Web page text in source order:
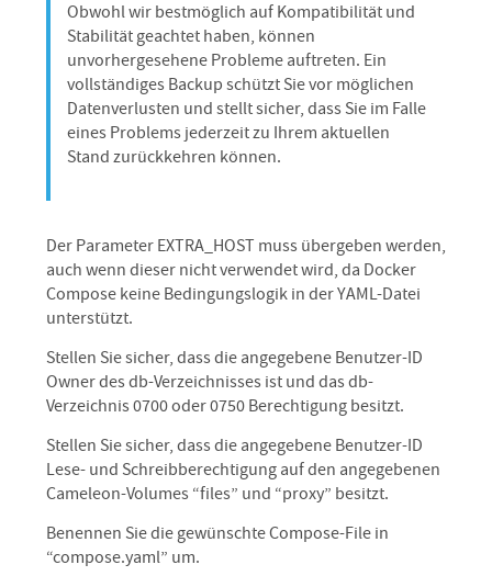
Obwohl wir bestmöglich auf Kompatibilität und
Stabilität geachtet haben, können
unvorhergesehene Probleme auftreten. Ein
vollständiges Backup schützt Sie vor möglichen
Datenverlusten und stellt sicher, dass Sie im Falle
eines Problems jederzeit zu Ihrem aktuellen
Stand zurückkehren können.
Der Parameter EXTRA_HOST muss übergeben werden,
auch wenn dieser nicht verwendet wird, da Docker
Compose keine Bedingungslogik in der YAML-Datei
unterstützt.
Stellen Sie sicher, dass die angegebene Benutzer-ID
Owner des db-Verzeichnisses ist und das db-
Verzeichnis 0700 oder 0750 Berechtigung besitzt.
Stellen Sie sicher, dass die angegebene Benutzer-ID
Lese- und Schreibberechtigung auf den angegebenen
Cameleon-Volumes “files” und “proxy” besitzt.
Benennen Sie die gewünschte Compose-File in
“compose.yaml” um.